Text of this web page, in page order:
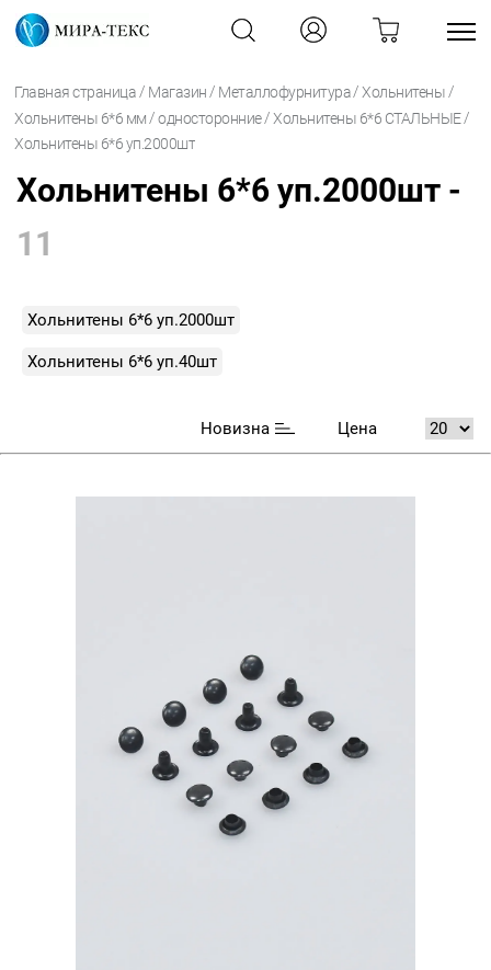
Главная страница / Магазин / Металлофурнитура /Хольнитены /
Хольнитены 6*6 мм /односторонние /Хольнитены 6*6 СТАЛЬНЫЕ /
Хольнитены 6*6 уп.2000шт
Хольнитены 6*6 уп.2000шт -
11
Хольнитены 6*6 уп.2000шт
Хольнитены 6*6 уп.40шт
Новизна Цена